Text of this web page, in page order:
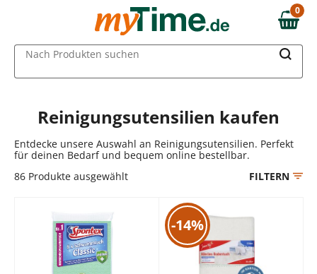
Zum Hauptinhalt springen
Zur Navigation springen
Zur Suche springen
0,00 €
0
Nach Produkten suchen
Reinigungsutensilien kaufen
Entdecke unsere Auswahl an Reinigungsutensilien. Perfekt
für deinen Bedarf und bequem online bestellbar.
86 Produkte ausgewählt FILTERN
-14%